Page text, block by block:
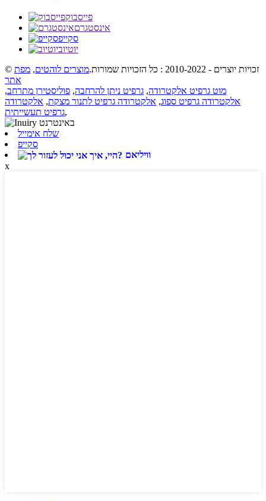
פייסבוק
אינסטגרם
סקייפ
יוטיוב
© זכויות יוצרים - 2010-2022 : כל הזכויות שמורות.
מוצרים לוהטים, מפת
אתר
מוט גרפיט אלקטרודה, גרפיט ניתן להרחבה, פוליסטירן מתרחב,
אלקטרודה גרפיט ספוג, אלקטרודה גרפיט לתנור מצקת, אלקטרודה
גרפיט תעשייתית,
שלח אימייל
סקייפ
וויליאם
x